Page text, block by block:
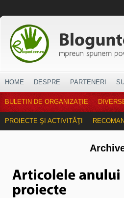
HOME DESPRE PARTENERI
BULETIN DE ORGANIZAŢIE
PROIECTE ŞI ACTIVITĂŢI